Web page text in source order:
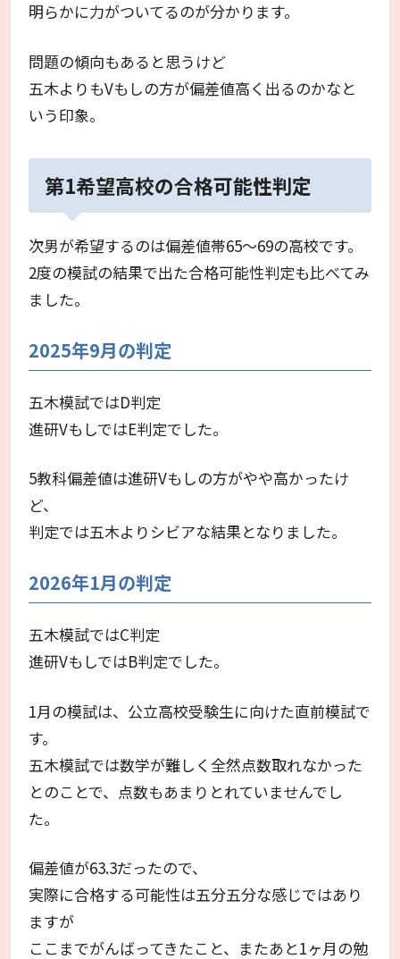
明らかに力がついてるのが分かります。
問題の傾向もあると思うけど
五木よりもVもしの方が偏差値高く出るのかなと
いう印象。
第1希望高校の合格可能性判定
次男が希望するのは偏差値帯65～69の高校です。
2度の模試の結果で出た合格可能性判定も比べてみ
ました。
2025年9月の判定
五木模試ではD判定
進研VもしではE判定でした。
5教科偏差値は進研Vもしの方がやや高かったけ
ど、
判定では五木よりシビアな結果となりました。
2026年1月の判定
五木模試ではC判定
進研VもしではB判定でした。
1月の模試は、公立高校受験生に向けた直前模試で
す。
五木模試では数学が難しく全然点数取れなかった
とのことで、点数もあまりとれていませんでし
た。
偏差値が63.3だったので、
実際に合格する可能性は五分五分な感じではあり
ますが
ここまでがんばってきたこと、またあと1ヶ月の勉